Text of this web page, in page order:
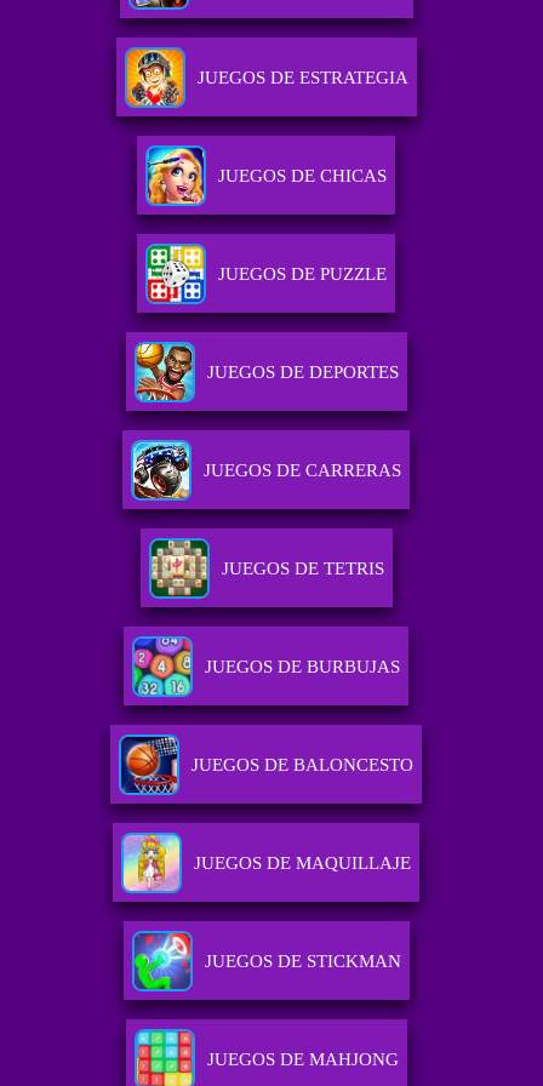
JUEGOS DE ESTRATEGIA
JUEGOS DE CHICAS
JUEGOS DE PUZZLE
JUEGOS DE DEPORTES
JUEGOS DE CARRERAS
JUEGOS DE TETRIS
JUEGOS DE BURBUJAS
JUEGOS DE BALONCESTO
JUEGOS DE MAQUILLAJE
JUEGOS DE STICKMAN
JUEGOS DE MAHJONG